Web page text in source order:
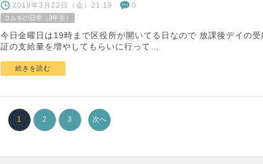
2019年3月22日（金）21:19 0
コムギの日常（3年生）
今日金曜日は19時まで区役所が開いてる日なので 放課後デイの受
証の支給量を増やしてもらいに行って…
続きを読む
1 2 3 次へ